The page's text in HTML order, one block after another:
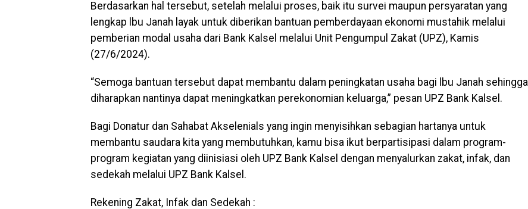
Berdasarkan hal tersebut, setelah melalui proses, baik itu survei maupun persyaratan yang
lengkap lbu Janah layak untuk diberikan bantuan pemberdayaan ekonomi mustahik melalui
pemberian modal usaha dari Bank Kalsel melalui Unit Pengumpul Zakat (UPZ), Kamis
(27/6/2024).
“Semoga bantuan tersebut dapat membantu dalam peningkatan usaha bagi lbu Janah sehingga
diharapkan nantinya dapat meningkatkan perekonomian keluarga,” pesan UPZ Bank Kalsel.
Bagi Donatur dan Sahabat Akselenials yang ingin menyisihkan sebagian hartanya untuk
membantu saudara kita yang membutuhkan, kamu bisa ikut berpartisipasi dalam program-
program kegiatan yang diinisiasi oleh UPZ Bank Kalsel dengan menyalurkan zakat, infak, dan
sedekah melalui UPZ Bank Kalsel.
Rekening Zakat, Infak dan Sedekah :